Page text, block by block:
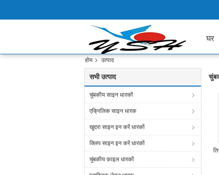
घर
होम उत्पाद
सभी उत्पाद
चुंबकीय साइन धारकों
एक्रिलिक साइन धारक
खुदरा साइन इन करें धारकों
क्लिप साइन इन करें धारकों
चुंबकीय फ़ाइल धारकों